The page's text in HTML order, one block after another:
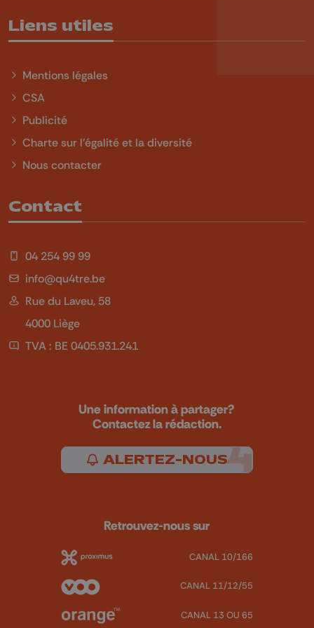
Liens utiles
Mentions légales
CSA
Publicité
Charte sur l'égalité et la diversité
Nous contacter
Contact
04 254 99 99
info@qu4tre.be
Rue du Laveu, 58
4000 Liège
TVA : BE 0405.931.241
Une information à partager?
Contactez la rédaction.
ALERTEZ-NOUS
Retrouvez-nous sur
CANAL 10/166
CANAL 11/12/55
CANAL 13 OU 65